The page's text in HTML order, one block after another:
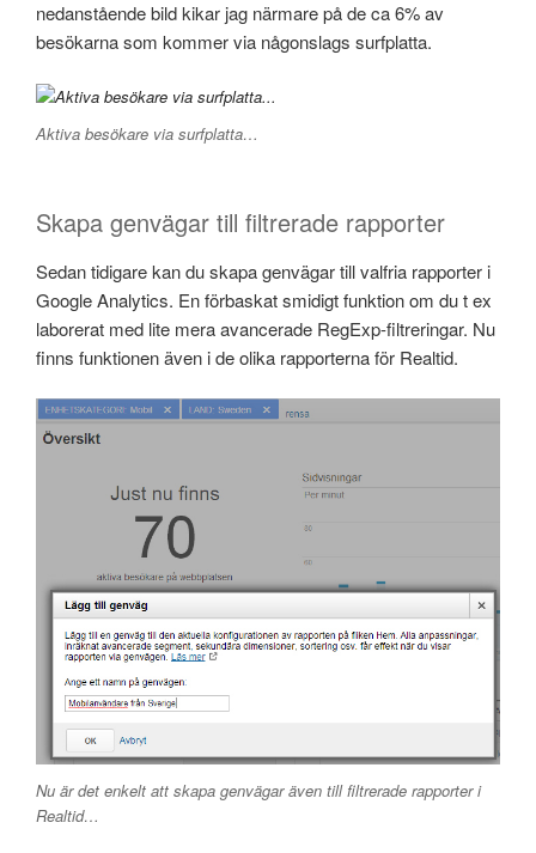
nedanstående bild kikar jag närmare på de ca 6% av
besökarna som kommer via någonslags surfplatta.
Aktiva besökare via surfplatta…
Skapa genvägar till filtrerade rapporter
Sedan tidigare kan du skapa genvägar till valfria rapporter i
Google Analytics. En förbaskat smidigt funktion om du t ex
laborerat med lite mera avancerade RegExp-filtreringar. Nu
finns funktionen även i de olika rapporterna för Realtid.
Nu är det enkelt att skapa genvägar även till filtrerade rapporter i
Realtid…